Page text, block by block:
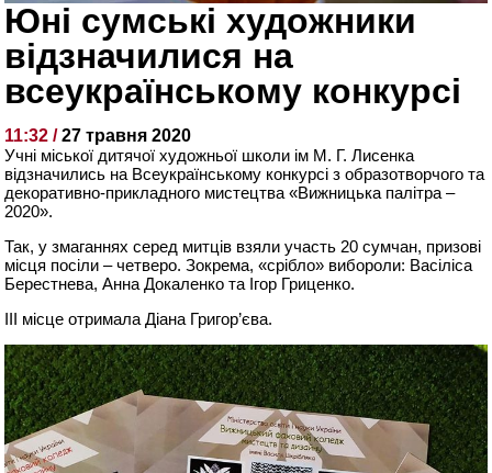
Юні сумські художники
відзначилися на
всеукраїнському конкурсі
11:32 /27 травня 2020
Учні міської дитячої художньої школи ім М. Г. Лисенка
відзначились на Всеукраїнському конкурсі з образотворчого та
декоративно-прикладного мистецтва «Вижницька палітра –
2020».
Так, у змаганнях серед митців взяли участь 20 сумчан, призові
місця посіли – четверо. Зокрема, «срібло» вибороли: Васіліса
Берестнева, Анна Докаленко та Ігор Гриценко.
III місце отримала Діана Григор’єва.